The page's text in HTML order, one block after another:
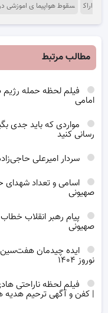
اراک
سقوط هواپیما ی اموزشی در
مطالب مرتبط
فیلم لحظه حمله رژیم
امامی
رسانی کنید
سردار امیرعلی
اسامی و تعداد شهدای
صهیونی
پیام رهبر انقلاب
صهیونی
ایده چیدمان
نوروز ۱۴۰۴
فیلم لحظه ناراحتی
| کفن و آگهی ترحیم هدیه